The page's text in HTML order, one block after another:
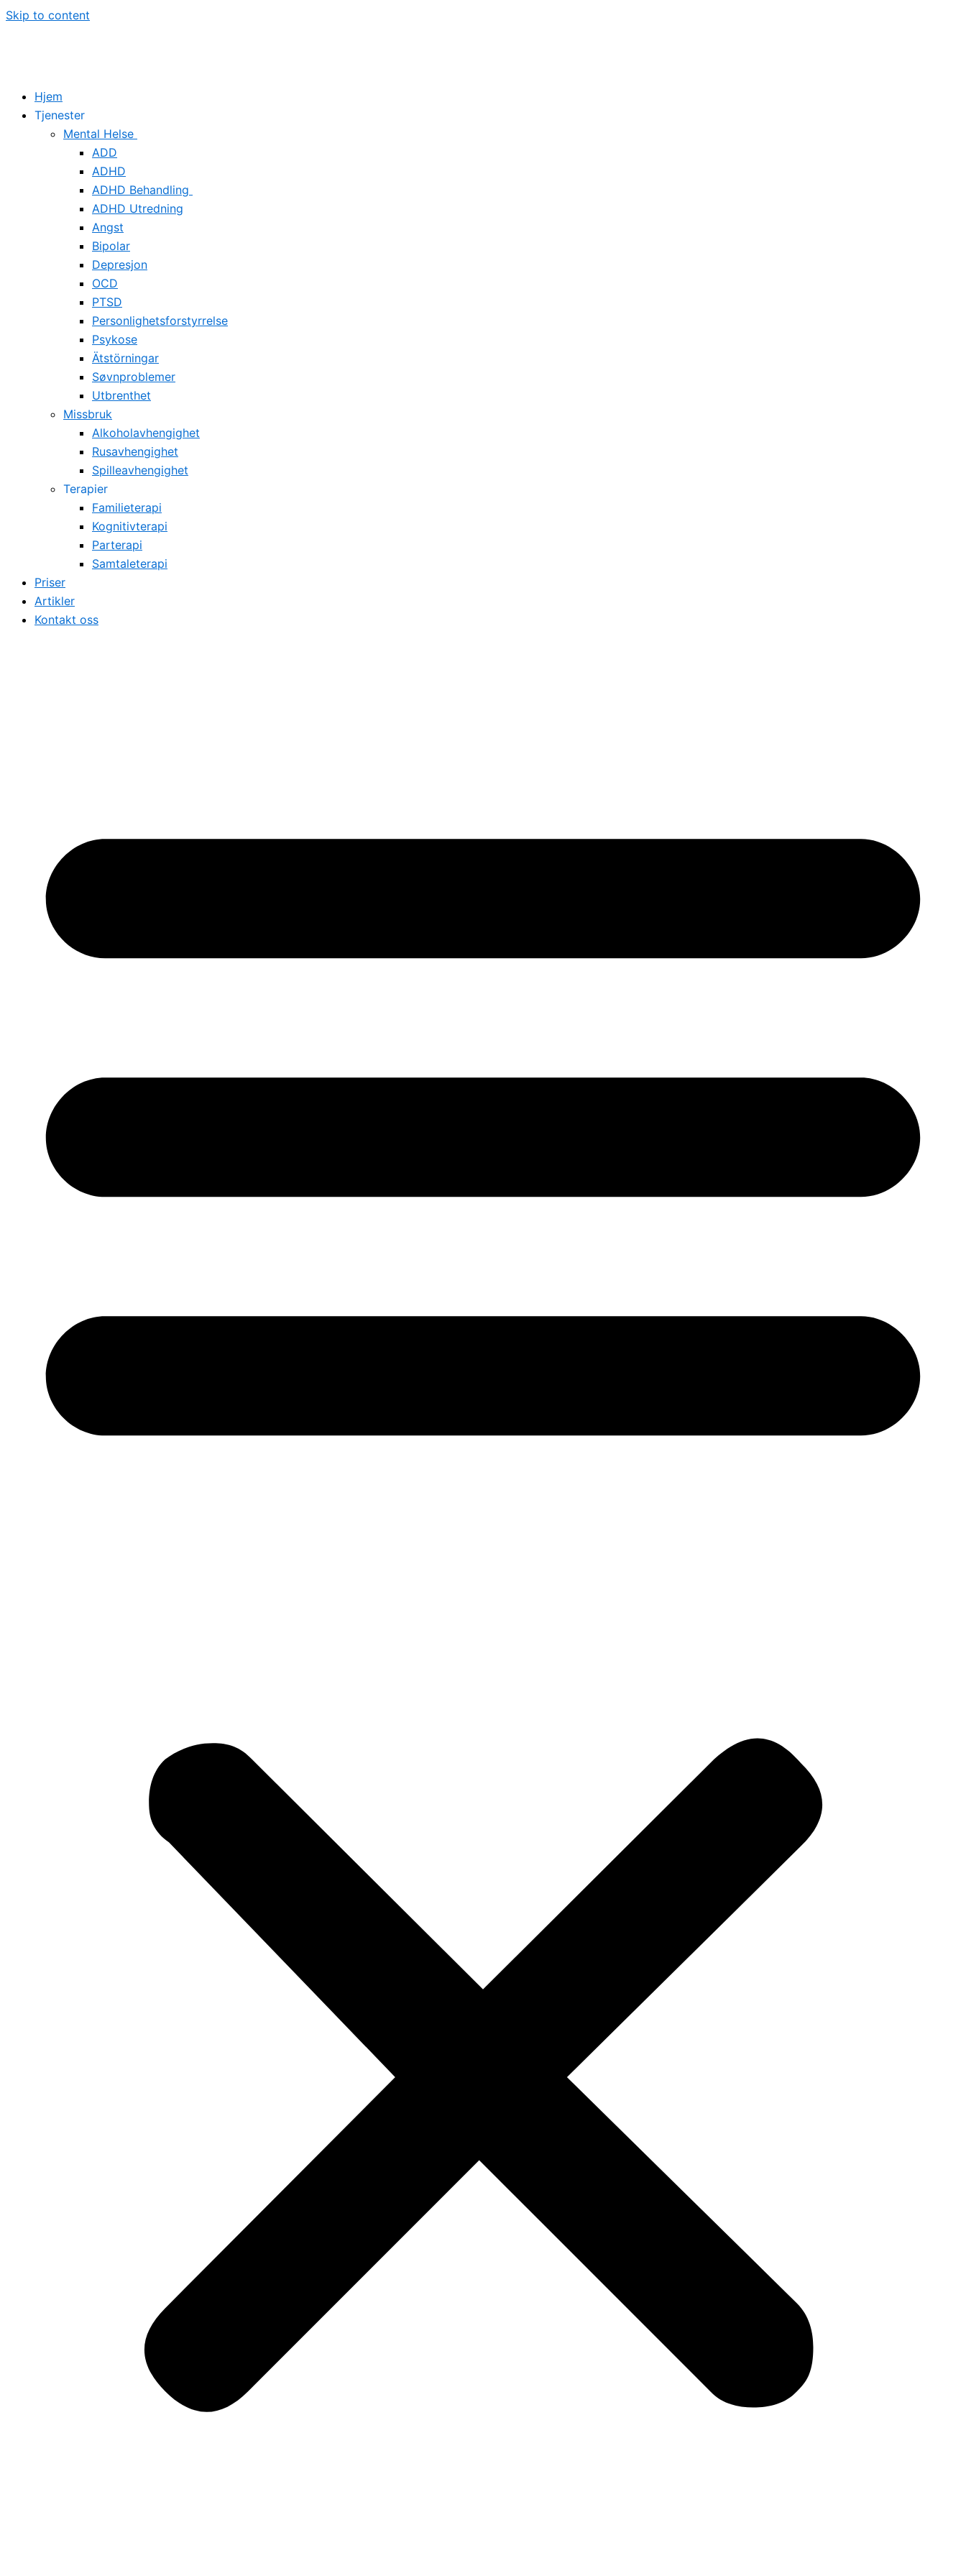
Skip to content
Hjem
Tjenester
Mental Helse
ADD
ADHD
ADHD Behandling
ADHD Utredning
Angst
Bipolar
Depresjon
OCD
PTSD
Personlighetsforstyrrelse
Psykose
Ätstörningar
Søvnproblemer
Utbrenthet
Missbruk
Alkoholavhengighet
Rusavhengighet
Spilleavhengighet
Terapier
Familieterapi
Kognitivterapi
Parterapi
Samtaleterapi
Priser
Artikler
Kontakt oss